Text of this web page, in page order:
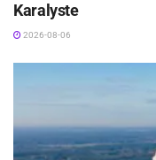
Karalyste
2026-08-06